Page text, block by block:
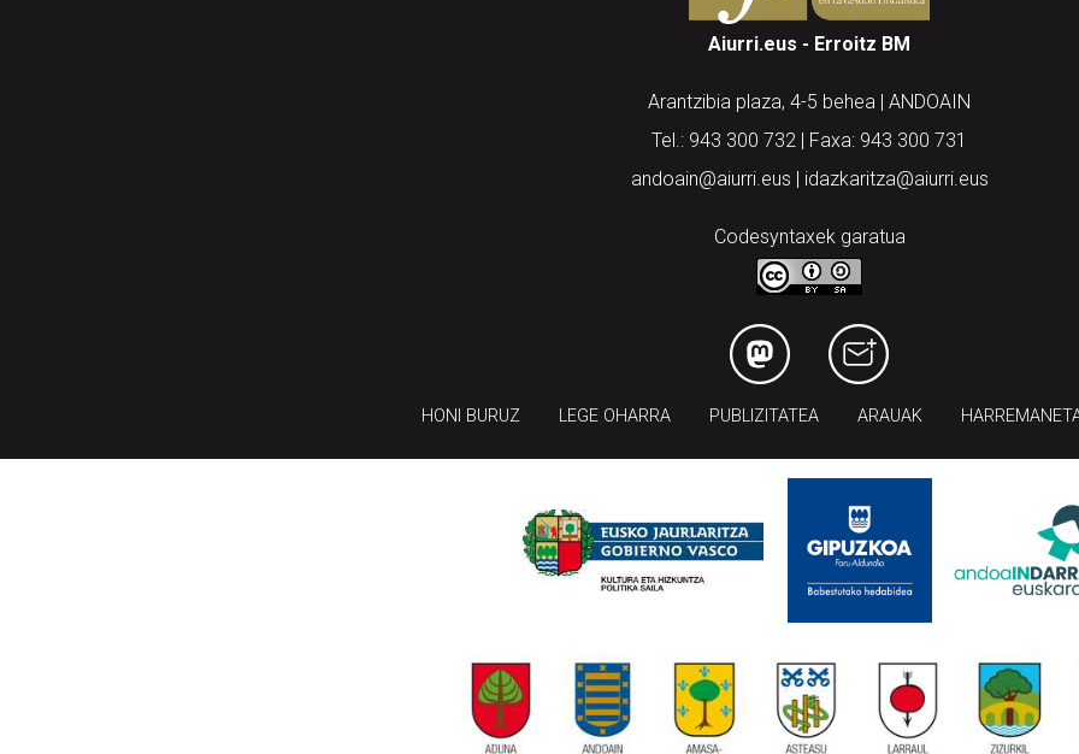
Aiurri.eus - Erroitz BM
Arantzibia plaza, 4-5 behea | ANDOAIN
Tel.: 943 300 732 | Faxa: 943 300 731
andoain@aiurri.eus | idazkaritza@aiurri.eus
Codesyntaxek garatua
HONI BURUZ LEGE OHARRA PUBLIZITATEA ARAUAK